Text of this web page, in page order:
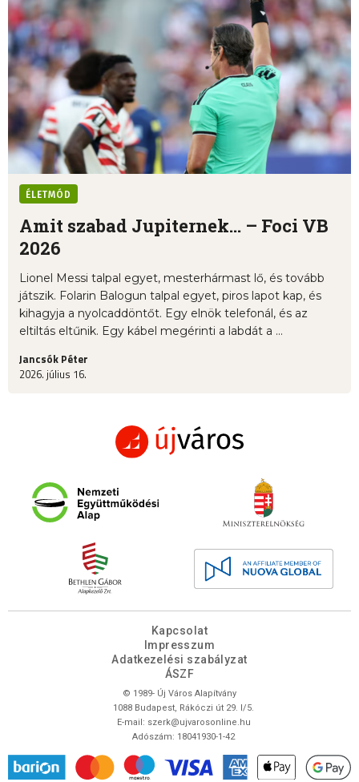
ÉLETMÓD
Amit szabad Jupiternek... – Foci VB
2026
Lionel Messi talpal egyet, mesterhármast lő, és tovább
játszik. Folarin Balogun talpal egyet, piros lapot kap, és
kihagyja a nyolcaddöntőt. Egy elnök telefonál, és az
eltiltás eltűnik. Egy kábel megérinti a labdát a ...
Jancsók Péter
2026. július 16.
Kapcsolat
Impresszum
Adatkezelési szabályzat
ÁSZF
© 1989- Új Város Alapítvány
1088 Budapest, Rákóczi út 29. I/5.
E-mail: szerk@ujvarosonline.hu
Adószám: 18041930-1-42